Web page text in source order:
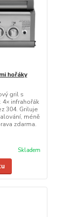
hořáky
gril s
4× infrahořák
304. Griluje
méně
zdarma.
Skladem